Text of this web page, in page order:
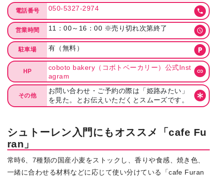
電話番号 050-5327-2974
営業時間 11：00～16：00 ※売り切れ次第終了
駐車場 有（無料）
HP
coboto bakery（コボトベーカリー）公式Inst
agram
その他
お問い合わせ・ご予約の際は「姫路みたい」
を見た。とお伝えいただくとスムーズです。
シュトーレン入門にもオススメ「cafe Fu
ran」
常時6、7種類の国産小麦をストックし、香りや食感、焼き色、
一緒に合わせる材料などに応じて使い分けている「cafe Furan